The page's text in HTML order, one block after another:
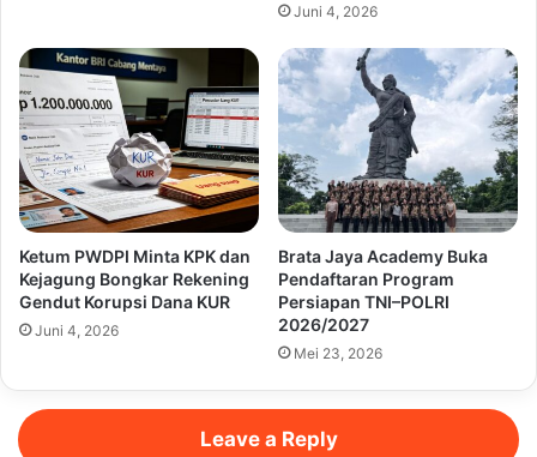
Juni 4, 2026
Ketum PWDPI Minta KPK dan
Kejagung Bongkar Rekening
Gendut Korupsi Dana KUR
Juni 4, 2026
Brata Jaya Academy Buka
Pendaftaran Program
Persiapan TNI–POLRI
2026/2027
Mei 23, 2026
Leave a Reply